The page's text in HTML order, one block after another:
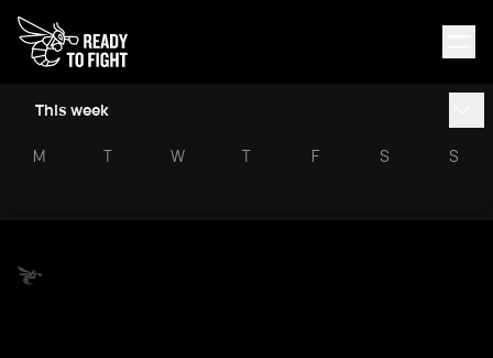
This week
M T W T F S S